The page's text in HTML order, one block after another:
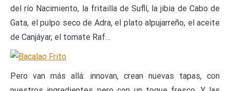
del río Nacimiento, la fritailla de Suflí, la jibia de Cabo de
Gata, el pulpo seco de Adra, el plato alpujarreño, el aceite
de Canjáyar, el tomate Raf…
Pero van más allá: innovan, crean nuevas tapas, con